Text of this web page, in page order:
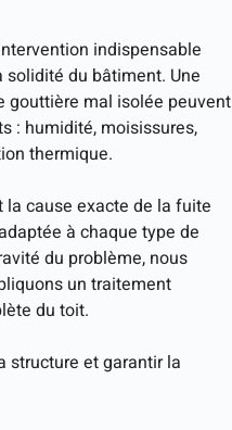
indispensable
solidité du bâtiment. Une
gouttière mal isolée peuvent
: humidité, moisissures,
thermique.
cause exacte de la fuite
à chaque type de
du problème, nous
un traitement
du toit.
structure et garantir la